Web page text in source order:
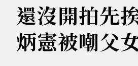
還沒開拍先
炳憲被嘲父